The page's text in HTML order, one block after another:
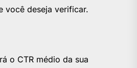
você deseja verificar.
o CTR médio da sua